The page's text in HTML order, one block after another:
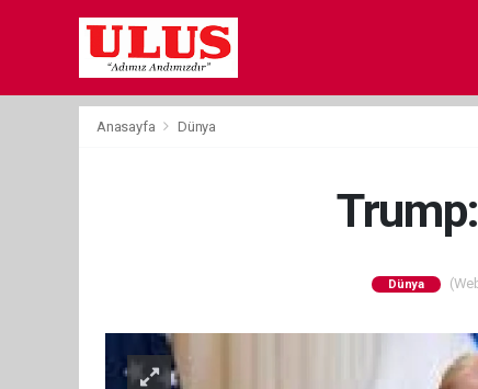
Anasayfa Dünya
Dünya